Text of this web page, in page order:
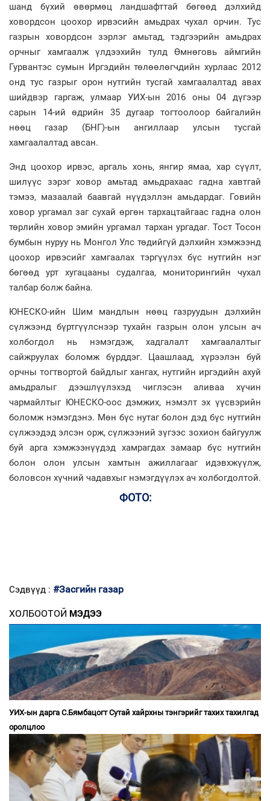
шанд бүхий өвөрмөц ландшафттай бөгөөд дэлхийд
ховордсон цоохор ирвэсийн амьдрах чухал орчин. Тус
газрын ховордсон зэрлэг амьтад, тэдгээрийн амьдрах
орчныг хамгаалж үлдээхийн тулд Өмнөговь аймгийн
Гурвантэс сумын Иргэдийн төлөөлөгчдийн хурлаас 2012
онд тус газрыг орон нутгийн тусгай хамгаалалтад авах
шийдвэр гаргаж, улмаар УИХ-ын 2016 оны 04 дүгээр
сарын 14-ий өдрийн 35 дугаар тогтоолоор байгалийн
нөөц газар (БНГ)-ын ангиллаар улсын тусгай
хамгаалалтад авсан.
Энд цоохор ирвэс, аргаль хонь, янгир ямаа, хар сүүлт,
шилүүс зэрэг ховор амьтад амьдрахаас гадна хавтгай
тэмээ, мазаалай баавгай нүүдэллэн амьдардаг. Говийн
ховор ургамал заг сухай өргөн тархацтайгаас гадна олон
төрлийн ховор эмийн ургамал тархан ургадаг. Тост Тосон
бумбын нуруу нь Монгол Улс төдийгүй дэлхийн хэмжээнд
цоохор ирвэсийг хамгаалах тэргүүлэх бүс нутгийн нэг
бөгөөд урт хугацааны судалгаа, мониторингийн чухал
талбар болж байна.
ЮНЕСКО-ийн Шим мандлын нөөц газруудын дэлхийн
сүлжээнд бүртгүүлснээр тухайн газрын олон улсын ач
холбогдол нь нэмэгдэж, хадгалалт хамгаалалтыг
сайжруулах боломж бүрддэг. Цаашлаад, хүрээлэн буй
орчны тогтвортой байдлыг хангах, нутгийн иргэдийн ахуй
амьдралыг дээшлүүлэхэд чиглэсэн аливаа хүчин
чармайлтыг ЮНЕСКО-оос дэмжих, нэмэлт эх үүсвэрийн
боломж нэмэгдэнэ. Мөн бүс нутаг болон дэд бүс нутгийн
сүлжээдэд элсэн орж, сүлжээний зүгээс зохион байгуулж
буй арга хэмжээнүүдэд хамрагдах замаар бүс нутгийн
болон олон улсын хамтын ажиллагааг идэвхжүүлж,
боловсон хүчний чадавхыг нэмэгдүүлэх ач холбогдолтой.
ФОТО:
Сэдвүүд : #Засгийн газар
ХОЛБООТОЙ МЭДЭЭ
УИХ-ын дарга С.Бямбацогт Сутай хайрхны тэнгэрийг тахих тахилгад
оролцлоо